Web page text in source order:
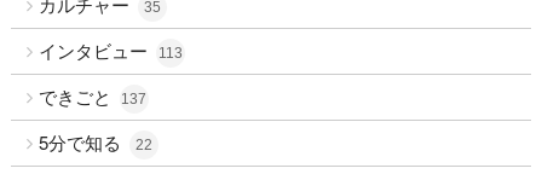
35
インタビュー 113
できごと 137
5分で知る 22